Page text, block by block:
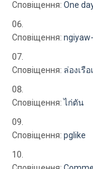
Сповіщення: One
Сповіщення:
Сповіщення: ล่องเรื
Сповіщення:ไก่ตัน
Сповіщення: pglike